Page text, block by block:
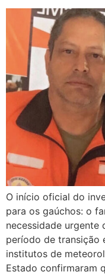
O início oficial do
para os gaúchos: o
necessidade urgente
período de transição
institutos de
Estado confirmaram